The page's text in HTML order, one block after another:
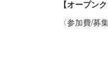
【オープン
〈参加費/
ビジタ
６